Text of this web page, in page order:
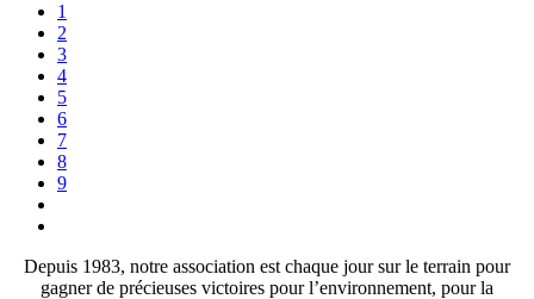
1
2
3
4
5
6
7
8
9
Depuis 1983, notre association est chaque jour sur le terrain pour
gagner de précieuses victoires pour l’environnement, pour la